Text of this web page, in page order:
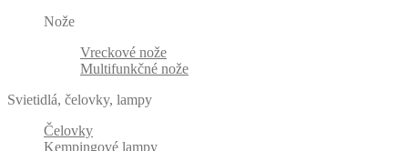
Nože
Vreckové nože
Multifunkčné nože
Svietidlá, čelovky, lampy
Čelovky
Kempingové lampy